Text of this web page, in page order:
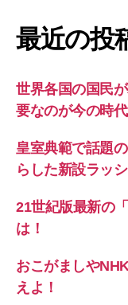
最近の投
世界各国の国民
要なのが今の時代
皇室典範で話題
らした新設ラッ
21世紀版最新の
は！
おこがましや
えよ！